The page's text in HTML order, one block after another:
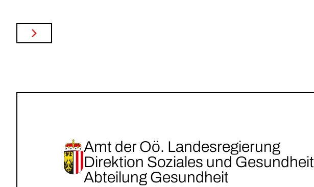
Amt der Oö. Landesregierung
Direktion Soziales und Gesundheit
Abteilung Gesundheit